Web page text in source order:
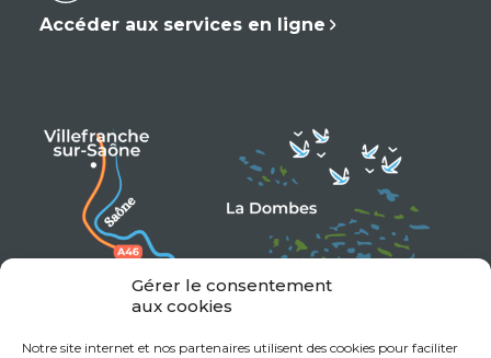
Gérer le consentement
aux cookies
Notre site internet et nos partenaires utilisent des cookies pour faciliter
Accéder aux services en ligne